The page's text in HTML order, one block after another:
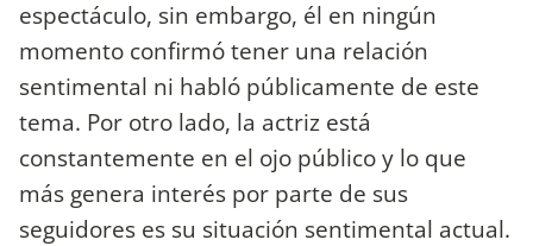
espectáculo, sin embargo, él en ningún
momento confirmó tener una relación
sentimental ni habló públicamente de este
tema. Por otro lado, la actriz está
constantemente en el ojo público y lo que
más genera interés por parte de sus
seguidores es su situación sentimental actual.